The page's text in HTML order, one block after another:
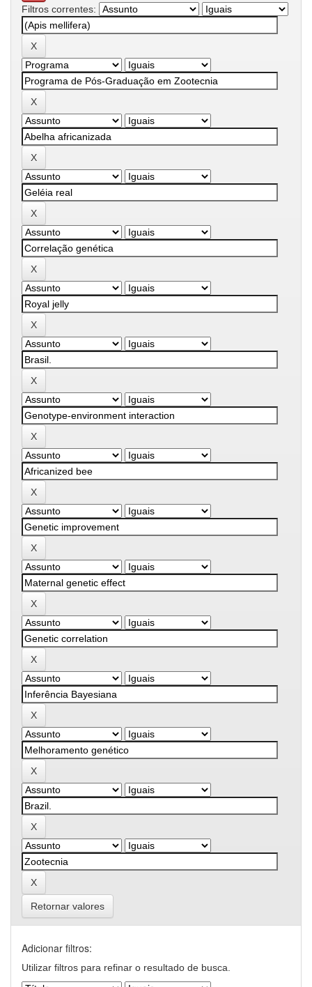
Filtros correntes:
Retornar valores
Adicionar filtros:
Utilizar filtros para refinar o resultado de busca.